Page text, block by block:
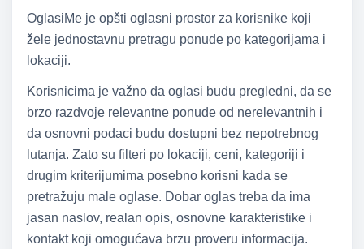
OglasiMe je opšti oglasni prostor za korisnike koji
žele jednostavnu pretragu ponude po kategorijama i
lokaciji.
Korisnicima je važno da oglasi budu pregledni, da se
brzo razdvoje relevantne ponude od nerelevantnih i
da osnovni podaci budu dostupni bez nepotrebnog
lutanja. Zato su filteri po lokaciji, ceni, kategoriji i
drugim kriterijumima posebno korisni kada se
pretražuju male oglase. Dobar oglas treba da ima
jasan naslov, realan opis, osnovne karakteristike i
kontakt koji omogućava brzu proveru informacija.